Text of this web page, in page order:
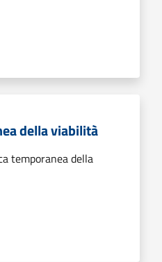
della viabilità
temporanea della